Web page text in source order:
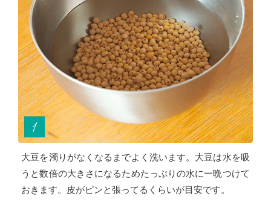
大豆を濁りがなくなるまでよく洗います。大豆は水を吸
うと数倍の大きさになるためたっぷりの水に一晩つけて
おきます。皮がピンと張ってるくらいが目安です。